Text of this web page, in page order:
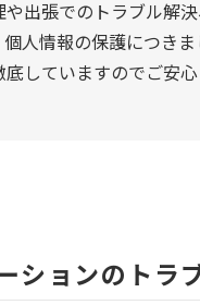
や出張でのトラブル解
個人情報の保護につき
底していますのでご安
ションのトラ